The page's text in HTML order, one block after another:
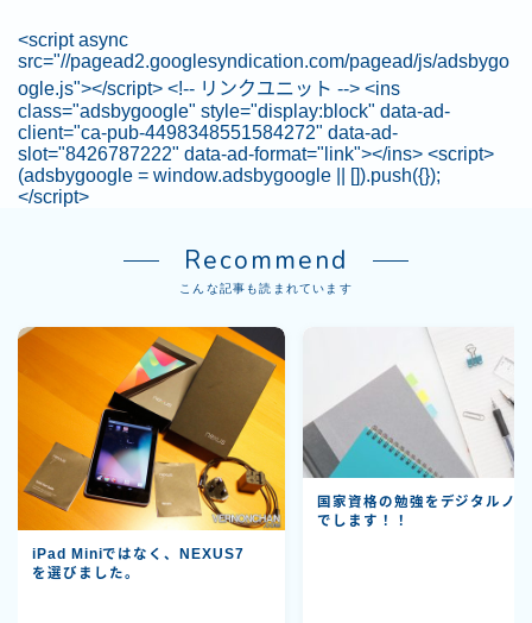
<script async
src="//pagead2.googlesyndication.com/pagead/js/adsbygo
ogle.js"></script> <!-- リンクユニット --> <ins
class="adsbygoogle" style="display:block" data-ad-
client="ca-pub-4498348551584272" data-ad-
slot="8426787222" data-ad-format="link"></ins> <script>
(adsbygoogle = window.adsbygoogle || []).push({});
</script>
Recommend
こんな記事も読まれています
iPad Miniではなく、NEXUS7
を選びました。
国家資格の勉強をデジタルノ
でします！！